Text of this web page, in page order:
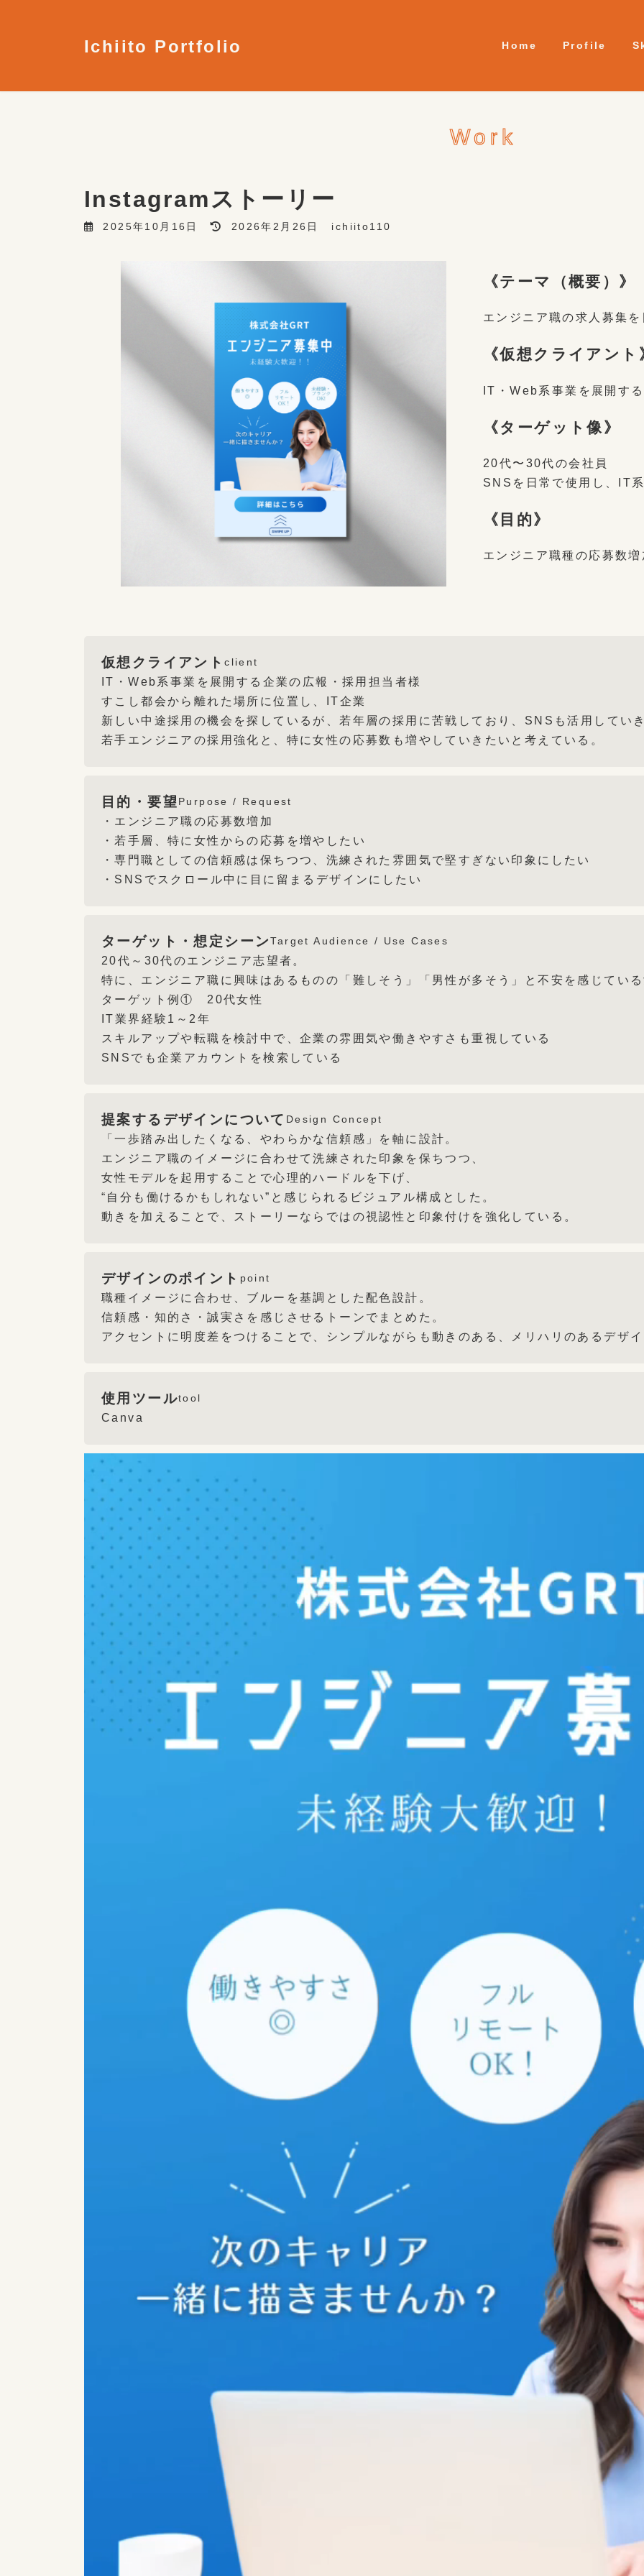
Ichiito Portfolio Home Profile
Work
Instagramストーリー
2025年10月16日
最
新
:
2026年2月26日 ichiito110
《テーマ（概要）》
エンジニア職の求人募集
《仮想クライアント
IT・Web系事業を展開す
《ターゲット像》
20代〜30代の会社員
SNSを日常で使用し、IT
《目的》
エンジニア職種の応募数増
仮想クライアントclient
IT・Web系事業を展開する企業の広報・採用担当者様
すこし都会から離れた場所に位置し、IT企業
新しい中途採用の機会を探しているが、若年層の採用に苦戦しており、SNSも活用してい
若手エンジニアの採用強化と、特に女性の応募数も増やしていきたいと考えている。
目的・要望 Purpose / Request
・エンジニア職の応募数増加
・若手層、特に女性からの応募を増やしたい
・専門職としての信頼感は保ちつつ、洗練された雰囲気で堅すぎない印象にしたい
・SNSでスクロール中に目に留まるデザインにしたい
ターゲット・想定シーンTarget Audience / Use Cases
20代～30代のエンジニア志望者。
特に、エンジニア職に興味はあるものの「難しそう」「男性が多そう」と不安を感じてい
ターゲット例① 20代女性
IT業界経験1～2年
スキルアップや転職を検討中で、企業の雰囲気や働きやすさも重視している
SNSでも企業アカウントを検索している
提案するデザインについて Design Concept
「一歩踏み出したくなる、やわらかな信頼感」を軸に設計。
エンジニア職のイメージに合わせて洗練された印象を保ちつつ、
女性モデルを起用することで心理的ハードルを下げ、
“自分も働けるかもしれない”と感じられるビジュアル構成とした。
動きを加えることで、ストーリーならではの視認性と印象付けを強化している。
デザインのポイント point
職種イメージに合わせ、ブルーを基調とした配色設計。
信頼感・知的さ・誠実さを感じさせるトーンでまとめた。
アクセントに明度差をつけることで、シンプルながらも動きのある、メリハリのあるデザ
使用ツールtool
Canva